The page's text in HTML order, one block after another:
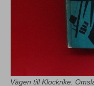
Vägen till Klockrike.